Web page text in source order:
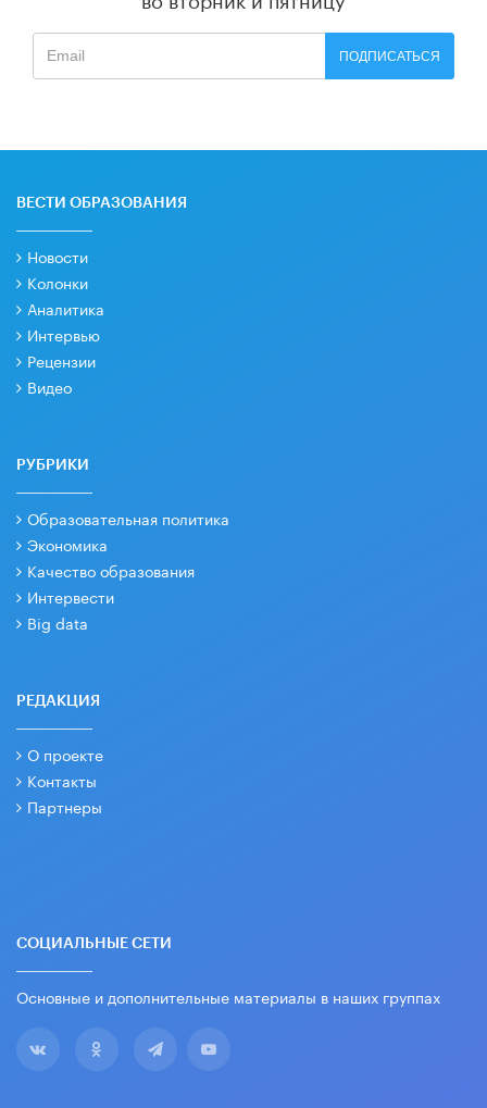
ПОДПИСАТЬСЯ
ВЕСТИ ОБРАЗОВАНИЯ
Новости
Колонки
Аналитика
Интервью
Рецензии
Видео
РУБРИКИ
Образовательная политика
Экономика
Качество образования
Интервести
Big data
РЕДАКЦИЯ
О проекте
Контакты
Партнеры
СОЦИАЛЬНЫЕ СЕТИ
Основные и дополнительные материалы в наших группах